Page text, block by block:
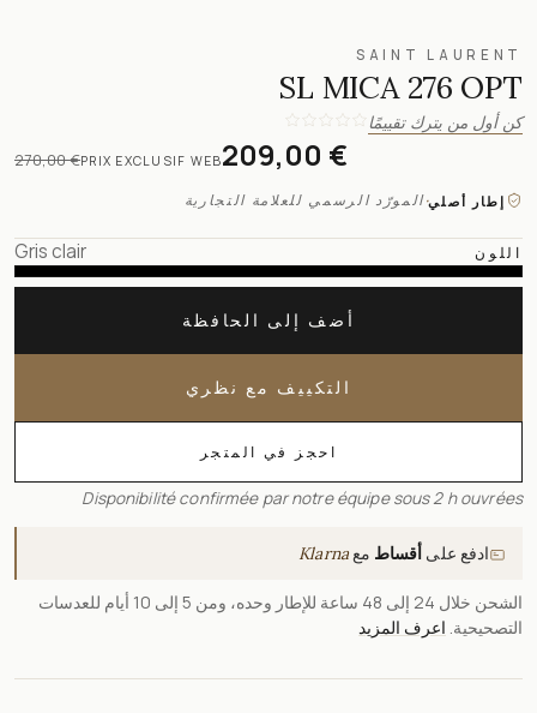
SAINT LAURENT
SL MICA 276 OPT
كن أول من يترك تقييمًا
270,00 €PRIX EXCLUSIF WEB209,00 €
إطار أصلي·المورّد الرسمي للعلامة التجارية
اللون Gris clair
أضف إلى الحافظة
التكييف مع نظري
احجز في المتجر
Disponibilité confirmée par notre équipe sous 2 h ouvrées
ادفع على أقساط معKlarna
الشحن خلال 24 إلى 48 ساعة للإطار وحده، ومن 5 إلى 10 أيام للعدسات
التصحيحية. اعرف المزيد